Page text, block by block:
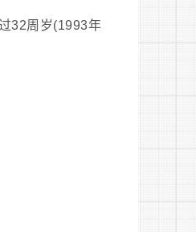
32周岁(1993年
记入事业单位公